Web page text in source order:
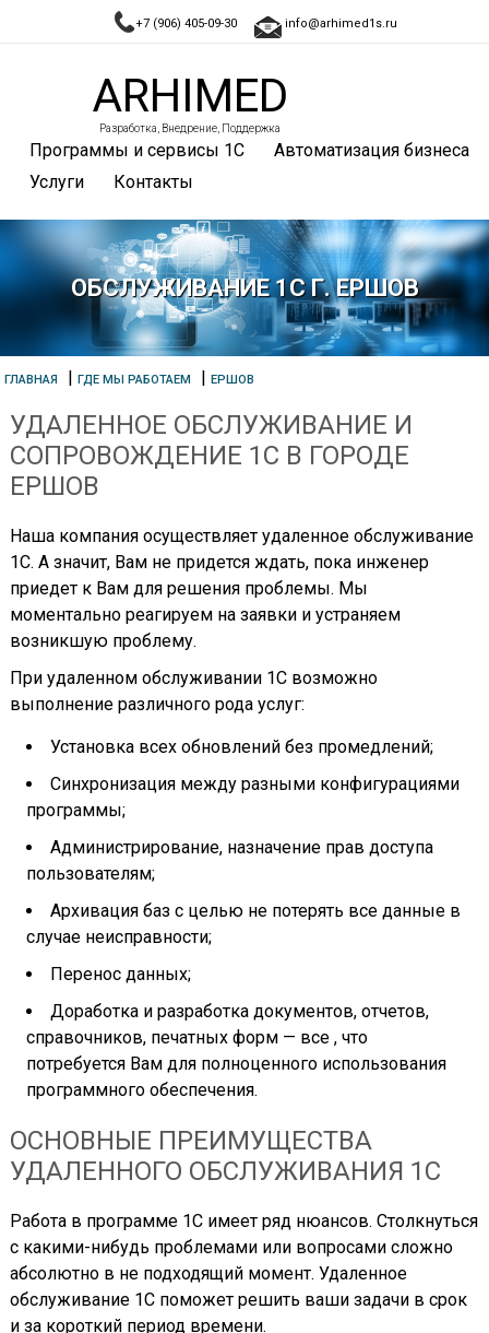
+7 (906) 405-09-30 info@arhimed1s.ru
ARHIMED
Разработка, Внедрение, Поддержка
Программы и сервисы 1С
Автоматизация бизнеса
Услуги
Контакты
ОБСЛУЖИВАНИЕ 1С Г. ЕРШОВ
ГЛАВНАЯ |ГДЕ МЫ РАБОТАЕМ |ЕРШОВ
УДАЛЕННОЕ ОБСЛУЖИВАНИЕ И
СОПРОВОЖДЕНИЕ 1С В ГОРОДЕ
ЕРШОВ
Наша компания осуществляет удаленное обслуживание
1С. А значит, Вам не придется ждать, пока инженер
приедет к Вам для решения проблемы. Мы
моментально реагируем на заявки и устраняем
возникшую проблему.
При удаленном обслуживании 1С возможно
выполнение различного рода услуг:
Установка всех обновлений без промедлений;
Синхронизация между разными конфигурациями
программы;
Администрирование, назначение прав доступа
пользователям;
Архивация баз с целью не потерять все данные в
случае неисправности;
Перенос данных;
Доработка и разработка документов, отчетов,
справочников, печатных форм — все , что
потребуется Вам для полноценного использования
программного обеспечения.
ОСНОВНЫЕ ПРЕИМУЩЕСТВА
УДАЛЕННОГО ОБСЛУЖИВАНИЯ 1С
Работа в программе 1С имеет ряд нюансов. Столкнуться
с какими-нибудь проблемами или вопросами сложно
абсолютно в не подходящий момент. Удаленное
обслуживание 1С поможет решить ваши задачи в срок
и за короткий период времени.